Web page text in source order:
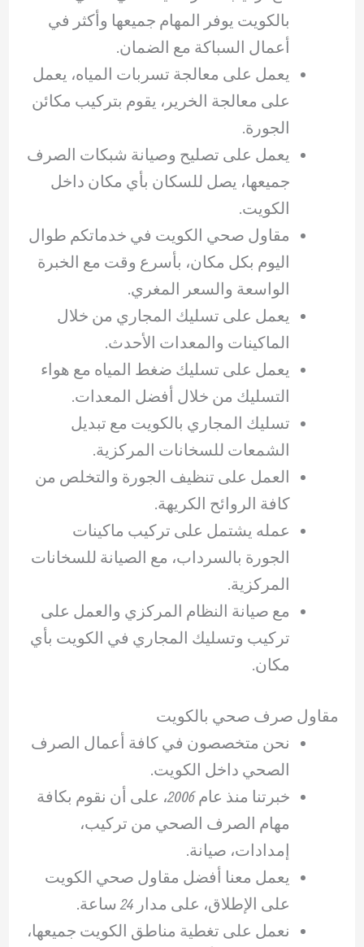
بالكويت يوفر المهام جميعها وأكثر في
أعمال السباكة مع الضمان.
يعمل على معالجة تسربات المياه، يعمل
على معالجة الخرير، يقوم بتركيب مكائن
الجورة.
يعمل على تصليح وصيانة شبكات الصرف
جميعها، يصل للسكان بأي مكان داخل
الكويت.
مقاول صحي الكويت في خدماتكم طوال
اليوم بكل مكان، بأسرع وقت مع الخبرة
الواسعة والسعر المغري.
يعمل على تسليك المجاري من خلال
الماكينات والمعدات الأحدث.
يعمل على تسليك ضغط المياه مع هواء
التسليك من خلال أفضل المعدات.
تسليك المجاري بالكويت مع تبديل
الشمعات للسخانات المركزية.
العمل على تنظيف الجورة والتخلص من
كافة الروائح الكريهة.
عمله يشتمل على تركيب ماكينات
الجورة بالسرداب، مع الصيانة للسخانات
المركزية.
مع صيانة النظام المركزي والعمل على
تركيب وتسليك المجاري في الكويت بأي
مكان.
مقاول صرف صحي بالكويت
نحن متخصصون في كافة أعمال الصرف
الصحي داخل الكويت.
خبرتنا منذ عام 2006، على أن نقوم بكافة
مهام الصرف الصحي من تركيب،
إمدادات، صيانة.
يعمل معنا أفضل مقاول صحي الكويت
على الإطلاق، على مدار 24 ساعة.
نعمل على تغطية مناطق الكويت جميعها،